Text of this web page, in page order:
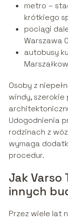
metro –
krótkiego
pociągi
Warszawa
autobusy
Osoby z
windy,
Udogodnienia
rodzinach z
wymaga
procedur.
Jak Varso
innych
Przez wiele lat